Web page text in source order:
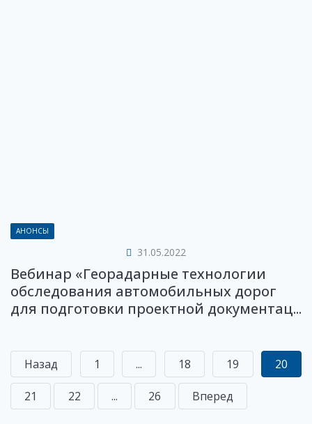
АНОНСЫ
31.05.2022
Вебинар «Георадарные технологии
обследования автомобильных дорог
для подготовки проектной документац...
Назад 1 ... 18 19 20
21 22 ... 26 Вперед